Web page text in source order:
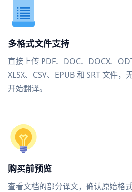
多格式文件支持
直接上传 PDF、DOC、DOCX、
XLSX、CSV、EPUB 和 SRT 文件
开始翻译。
购买前预览
查看文档的部分译文，确认原始格